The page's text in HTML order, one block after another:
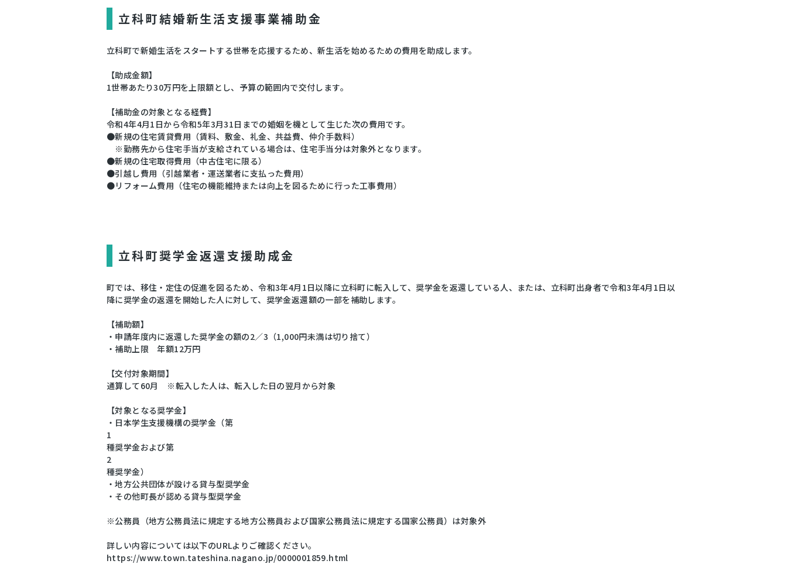
立科町結婚新生活支援事業補助金
立科町で新婚生活をスタートする世帯を応援するため、新生活を始めるための費用を助成します。
【助成金額】
1世帯あたり30万円を上限額とし、予算の範囲内で交付します。
【補助金の対象となる経費】
令和4年4月1日から令和5年3月31日までの婚姻を機として生じた次の費用です。
●新規の住宅賃貸費用（賃料、敷金、礼金、共益費、仲介手数料）
※勤務先から住宅手当が支給されている場合は、住宅手当分は対象外となります。
●新規の住宅取得費用（中古住宅に限る）
●引越し費用（引越業者・運送業者に支払った費用）
●リフォーム費用（住宅の機能維持または向上を図るために行った工事費用）
立科町奨学金返還支援助成金
町では、移住・定住の促進を図るため、令和3年4月1日以降に立科町に転入して、奨学金を返還している人、または、立科町出身者で令和3年4月1日以
降に奨学金の返還を開始した人に対して、奨学金返還額の一部を補助します。
【補助額】
・申請年度内に返還した奨学金の額の2／3（1,000円未満は切り捨て）
・補助上限 年額12万円
【交付対象期間】
通算して60月 ※転入した人は、転入した日の翌月から対象
【対象となる奨学金】
・日本学生支援機構の奨学金（第
1
種奨学金および第
2
種奨学金）
・地方公共団体が設ける貸与型奨学金
・その他町長が認める貸与型奨学金
※公務員（地方公務員法に規定する地方公務員および国家公務員法に規定する国家公務員）は対象外
詳しい内容については以下のURLよりご確認ください。
https://www.town.tateshina.nagano.jp/0000001859.html